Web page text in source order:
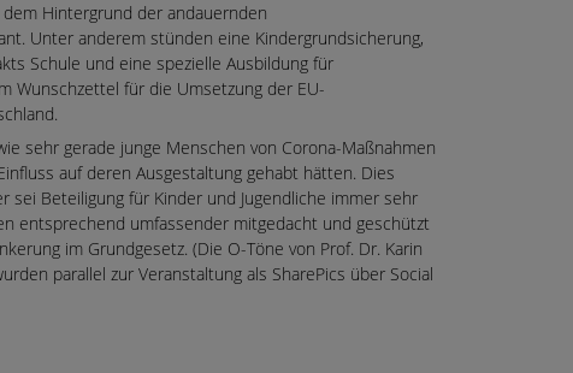
Hintergrund der andauernden
Unter anderem stünden eine Kindergrundsicherung,
Schule und eine spezielle Ausbildung für
Wunschzettel für die Umsetzung der EU-
sehr gerade junge Menschen von Corona-Maßnahmen
auf deren Ausgestaltung gehabt hätten. Dies
sei Beteiligung für Kinder und Jugendliche immer sehr
entsprechend umfassender mitgedacht und geschützt
im Grundgesetz. (Die O-Töne von Prof. Dr. Karin
parallel zur Veranstaltung als SharePics über Social